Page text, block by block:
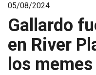
05/08/2024
Gallardo
en River
los